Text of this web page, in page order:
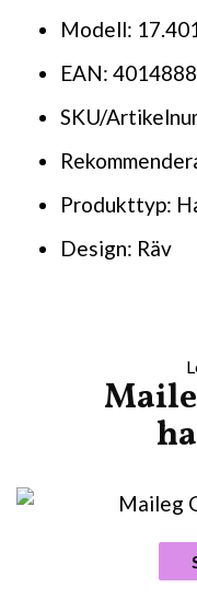
Modell:
EAN:
SKU/
Produkttyp:
Design: Räv